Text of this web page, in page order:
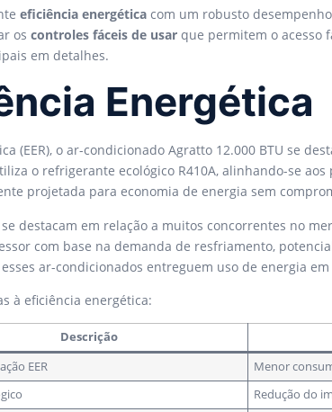
eficiência energética com um robusto
os controles fáceis de usar que permitem o acesso
em detalhes.
Energética
(EER), o ar-condicionado Agratto 12.000 BTU se
o refrigerante ecológico R410A, alinhando-se
projetada para economia de energia sem
destacam em relação a muitos concorrentes no
com base na demanda de resfriamento,
ar-condicionados entreguem uso de energia
à eficiência energética:
Descrição
EER
Menor
Redução do